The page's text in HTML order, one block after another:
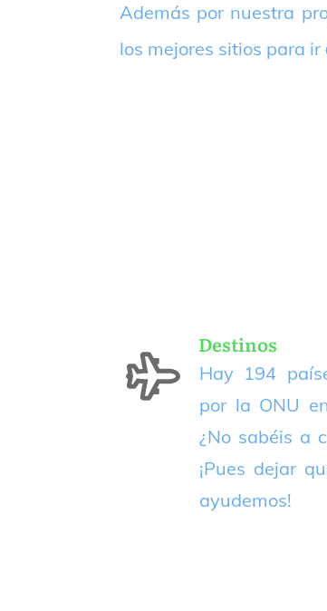
Además por nuestra
los mejores sitios para ir
Destinos
Hay 194
por la ONU
¿No sabéis a
¡Pues dejar
ayudemos!